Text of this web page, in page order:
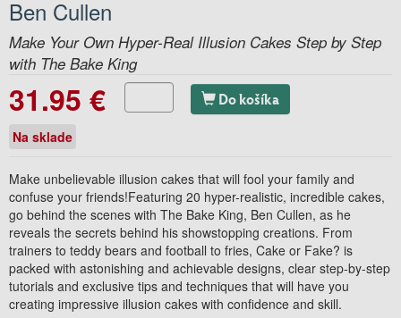
Ben Cullen
Make Your Own Hyper-Real Illusion Cakes Step by Step
with The Bake King
31.95 € Do košíka
Na sklade
Make unbelievable illusion cakes that will fool your family and
confuse your friends!Featuring 20 hyper-realistic, incredible cakes,
go behind the scenes with The Bake King, Ben Cullen, as he
reveals the secrets behind his showstopping creations. From
trainers to teddy bears and football to fries, Cake or Fake? is
packed with astonishing and achievable designs, clear step-by-step
tutorials and exclusive tips and techniques that will have you
creating impressive illusion cakes with confidence and skill.